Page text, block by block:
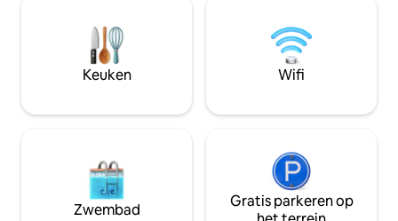
het bed (een Happy Birthday-bord kan
worden toegevoegd) en voor € 175
wordt het geleverd met een goede fles
champagne en aardbeien! 🌹🥂🍓
Keuken Wifi
Zwembad
Gratis parkeren op